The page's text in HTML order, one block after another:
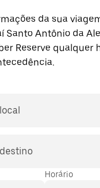
da sua
Santo Antônio da
Reserve qualquer
Horário